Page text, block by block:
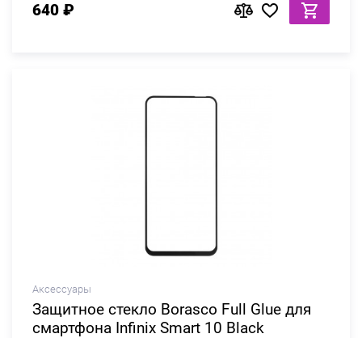
640 ₽
Аксессуары
Защитное стекло Borasco Full Glue для
смартфона Infinix Smart 10 Black